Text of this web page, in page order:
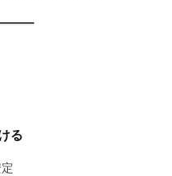
る